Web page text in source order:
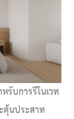
รับการรีโนเวท
ตุ้นประสาท